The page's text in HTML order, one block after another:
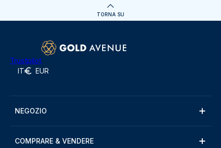
TORNA SU
Trustpilot
IT EUR
NEGOZIO
COMPRARE & VENDERE